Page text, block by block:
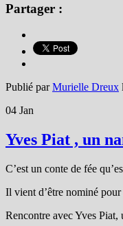
Partager :
Publié parMurielle Dreux
04 Jan
Yves Piat , un
C’est un conte de fée
Il vient d’être nominé
Rencontre avec Yves